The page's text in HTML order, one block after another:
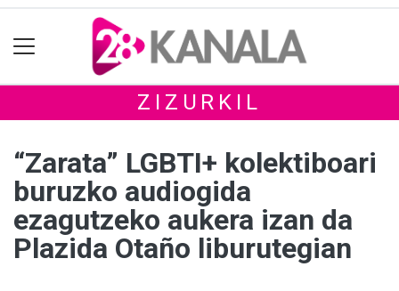
ZIZURKIL
“Zarata” LGBTI+ kolektiboari
buruzko audiogida
ezagutzeko aukera izan da
Plazida Otaño liburutegian